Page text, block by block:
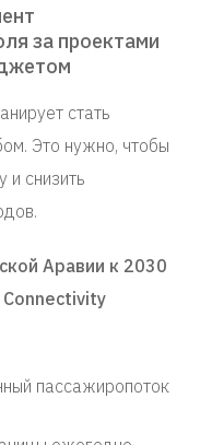
за проектами
стать
Это нужно, чтобы
и снизить
Аравии к 2030
Connectivity
пассажиропоток